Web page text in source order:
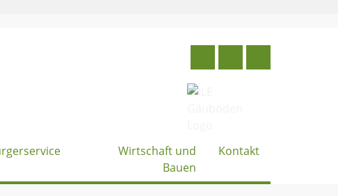
Wirtschaft und
Bauen
Kontakt